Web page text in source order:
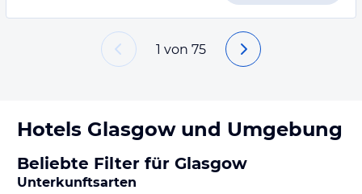
1 von 75
Hotels Glasgowund Umgebung
Beliebte Filter für Glasgow
Unterkunftsarten